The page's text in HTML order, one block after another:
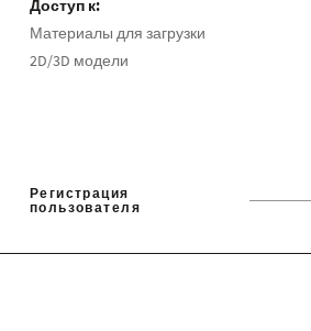
Доступ к:
Материалы для загрузки
2D/3D модели
Регистрация
пользователя